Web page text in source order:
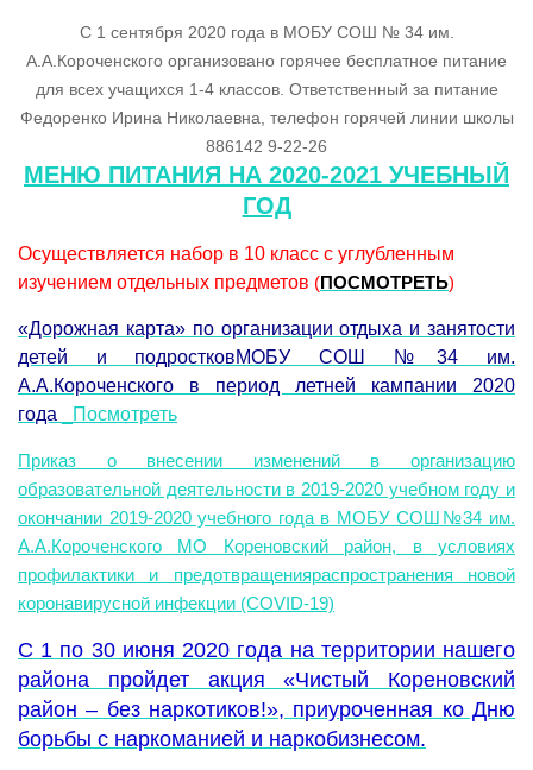
С 1 сентября 2020 года в МОБУ СОШ № 34 им.
А.А.Короченского организовано горячее бесплатное питание
для всех учащихся 1-4 классов. Ответственный за питание
Федоренко Ирина Николаевна, телефон горячей линии школы
886142 9-22-26
МЕНЮ ПИТАНИЯ НА 2020-2021 УЧЕБНЫЙ
ГОД
Осуществляется набор в 10 класс с углубленным
изучением отдельных предметов (ПОСМОТРЕТЬ)
«Дорожная карта» по организации отдыха и занятости
детей и подростковМОБУ СОШ №34 им.
А.А.Короченского в период летней кампании 2020
года
_Посмотреть
Приказ о внесении изменений в организацию
образовательной деятельности в 2019-2020 учебном году и
окончании 2019-2020 учебного года в МОБУ СОШ№34 им.
А.А.Короченского МО Кореновский район, в условиях
профилактики и предотвращенияраспространения новой
коронавирусной инфекции (COVID-19)
С 1 по 30 июня 2020 года на территории нашего
района пройдет акция «Чистый Кореновский
район – без наркотиков!», приуроченная ко Дню
борьбы с наркоманией и наркобизнесом.